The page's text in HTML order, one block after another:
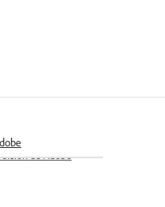
escritorio
de Adobe